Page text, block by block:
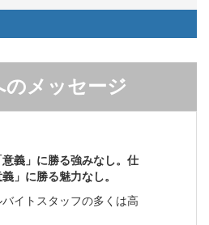
のメッセージ
義」に勝る強みなし。仕
」に勝る魅力なし。
イトスタッフの多くは高